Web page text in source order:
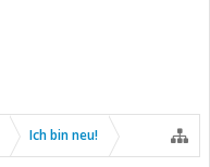
Ich bin neu!